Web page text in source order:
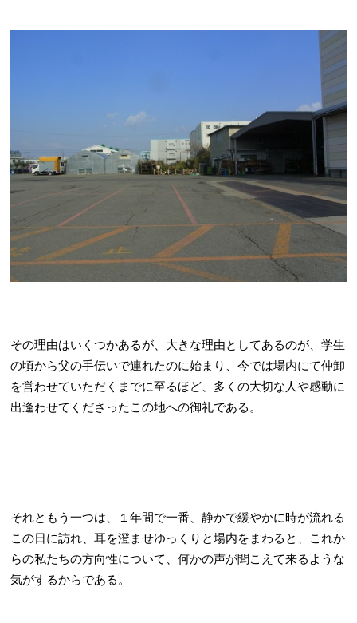
その理由はいくつかあるが、大きな理由としてあるのが、学生
の頃から父の手伝いで連れたのに始まり、今では場内にて仲卸
を営わせていただくまでに至るほど、多くの大切な人や感動に
出逢わせてくださったこの地への御礼である。
それともう一つは、１年間で一番、静かで緩やかに時が流れる
この日に訪れ、耳を澄ませゆっくりと場内をまわると、これか
らの私たちの方向性について、何かの声が聞こえて来るような
気がするからである。